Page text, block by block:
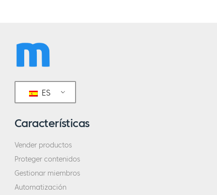
ES
Características
Vender productos
Proteger contenidos
Gestionar miembros
Automatización